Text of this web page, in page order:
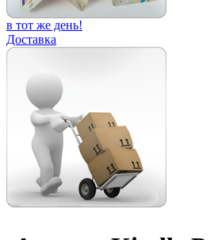
в тот же день!
Доставка